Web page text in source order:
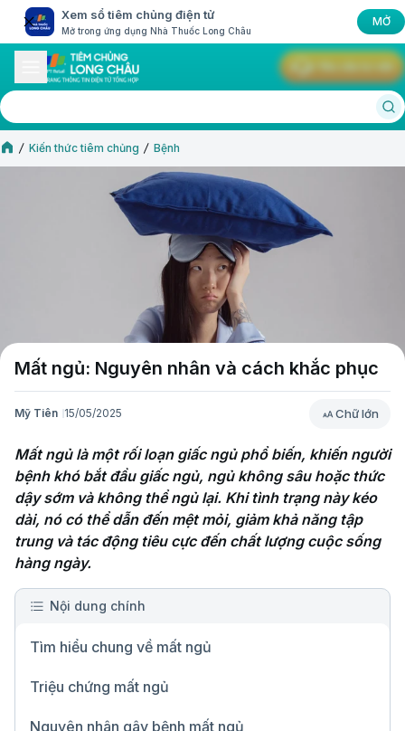
Xem sổ tiêm chủng điện tử
Mở trong ứng dụng Nhà Thuốc Long Châu
MỞ
Kiến thức tiêm chủng Bệnh
Mất ngủ: Nguyên nhân và cách khắc phục
Mỹ Tiên 15/05/2025 Chữ lớn
Mất ngủ là một rối loạn giấc ngủ phổ biến, khiến người
bệnh khó bắt đầu giấc ngủ, ngủ không sâu hoặc thức
dậy sớm và không thể ngủ lại. Khi tình trạng này kéo
dài, nó có thể dẫn đến mệt mỏi, giảm khả năng tập
trung và tác động tiêu cực đến chất lượng cuộc sống
hàng ngày.
Nội dung chính
Tìm hiểu chung về mất ngủ
Triệu chứng mất ngủ
Nguyên nhân gây bệnh mất ngủ